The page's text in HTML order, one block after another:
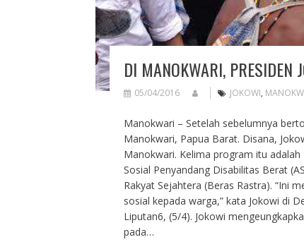
DI MANOKWARI, PRESIDEN
05/04/2016 JOKOWI,
Manokwari – Setelah sebelumnya
Manokwari, Papua Barat. Disana,
Manokwari. Kelima program itu adalah
Sosial Penyandang Disabilitas Berat
Rakyat Sejahtera (Beras Rastra). “Ini
sosial kepada warga,” kata Jokowi di
Liputan6, (5/4). Jokowi
pada…